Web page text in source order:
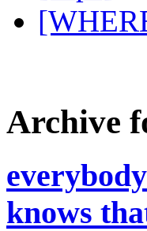
Archive
knows